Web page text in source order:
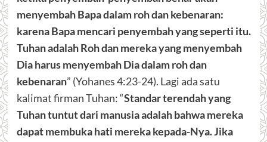
menyembah Bapa dalam roh dan kebenaran:
karena Bapa mencari penyembah yang seperti itu.
Tuhan adalah Roh dan mereka yang menyembah
Dia harus menyembah Dia dalam roh dan
kebenaran” (Yohanes 4:23-24). Lagi ada satu
kalimat firman Tuhan: “Standar terendah yang
Tuhan tuntut dari manusia adalah bahwa mereka
dapat membuka hati mereka kepada-Nya. Jika